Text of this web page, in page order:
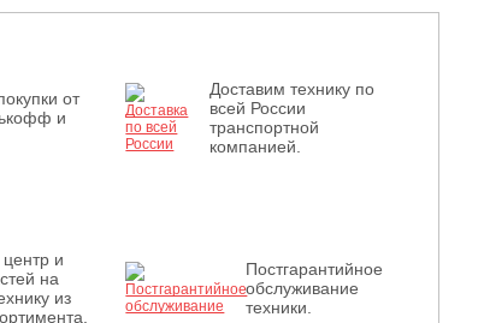
от
и
Доставим технику по
всей России
транспортной
компанией.
и
на
из
Постгарантийное
обслуживание
техники.